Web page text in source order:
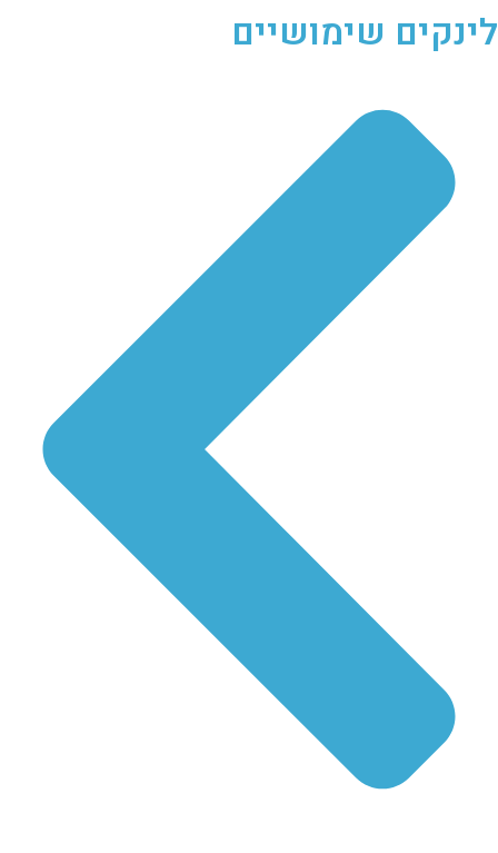
לינקים שימושיים